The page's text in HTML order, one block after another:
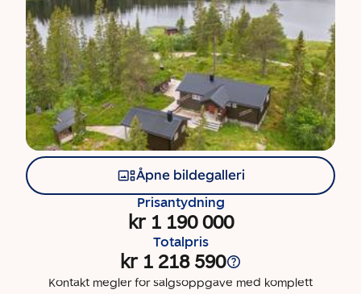
Åpne bildegalleri
Prisantydning
kr 1 190 000
Totalpris
kr 1 218 590
Kontakt megler for salgsoppgave med komplett